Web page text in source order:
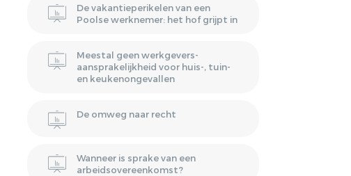
De vakantieperikelen van een
Poolse werknemer: het hof grijpt in
Meestal geen werkgevers-
aansprakelijkheid voor huis-, tuin-
en keukenongevallen
De omweg naar recht
Wanneer is sprake van een
arbeidsovereenkomst?